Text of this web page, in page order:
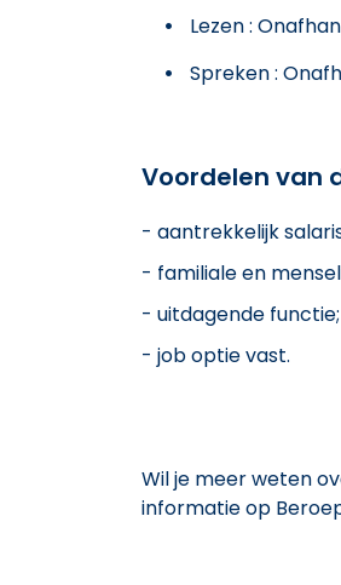
Lezen :
Spreken :
Voordelen van
- aantrekkelijk
- familiale en
- uitdagende functie;
- job optie vast.
Wil je meer weten
informatie op